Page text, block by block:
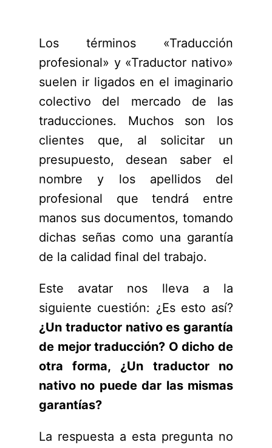
Los términos «Traducción
profesional» y «Traductor nativo»
suelen ir ligados en el imaginario
colectivo del mercado de las
traducciones. Muchos son los
clientes que, al solicitar un
presupuesto, desean saber el
nombre y los apellidos del
profesional que tendrá entre
manos sus documentos, tomando
dichas señas como una garantía
de la calidad final del trabajo.
Este avatar nos lleva a la
siguiente cuestión: ¿Es esto así?
¿Un traductor nativo es garantía
de mejor traducción? O dicho de
otra forma, ¿Un traductor no
nativo no puede dar las mismas
garantías?
La respuesta a esta pregunta no